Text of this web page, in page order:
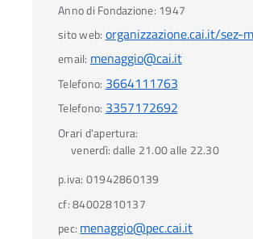
Anno di Fondazione: 1947
sito web: organizzazione.cai.it/sez-
email:menaggio@cai.it
Telefono: 3664111763
Telefono: 3357172692
Orari d'apertura:
venerdì:dalle 21.00 alle 22.30
p.iva: 01942860139
cf:84002810137
pec: menaggio@pec.cai.it